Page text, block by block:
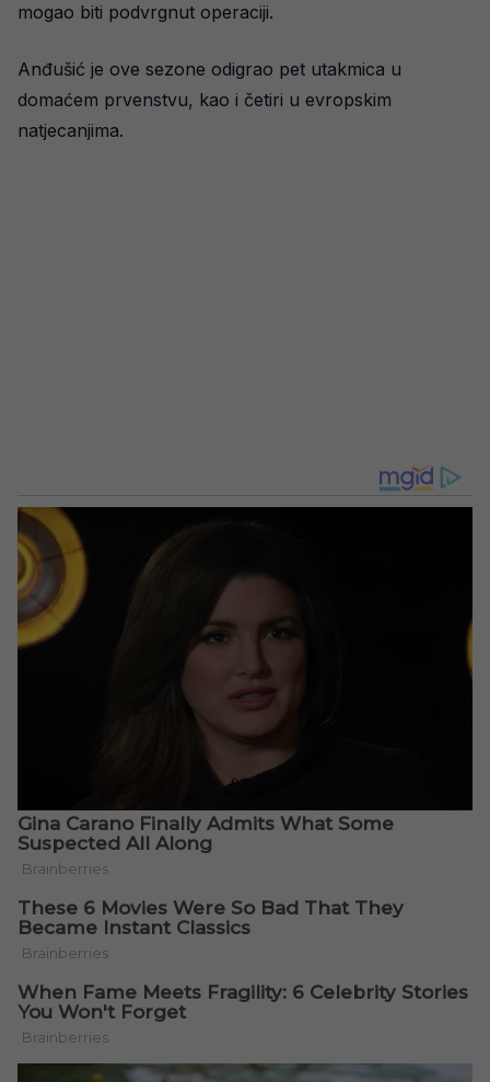
mogao biti podvrgnut operaciji.
Anđušić je ove sezone odigrao pet utakmica u
domaćem prvenstvu, kao i četiri u evropskim
natjecanjima.